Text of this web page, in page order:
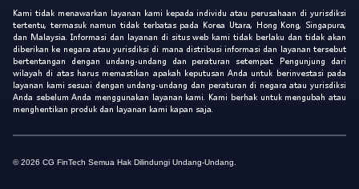
Kami tidak menawarkan layanan kami kepada individu atau perusahaan di yurisdiksi
tertentu, termasuk namun tidak terbatas pada Korea Utara, Hong Kong, Singapura,
dan Malaysia. Informasi dan layanan di situs web kami tidak berlaku dan tidak akan
diberikan ke negara atau yurisdiksi di mana distribusi informasi dan layanan tersebut
bertentangan dengan undang-undang dan peraturan setempat. Pengunjung dari
wilayah di atas harus memastikan apakah keputusan Anda untuk berinvestasi pada
layanan kami sesuai dengan undang-undang dan peraturan di negara atau yurisdiksi
Anda sebelum Anda menggunakan layanan kami. Kami berhak untuk mengubah atau
menghentikan produk dan layanan kami kapan saja.
© 2026 CG FinTech Semua Hak Dilindungi Undang-Undang.